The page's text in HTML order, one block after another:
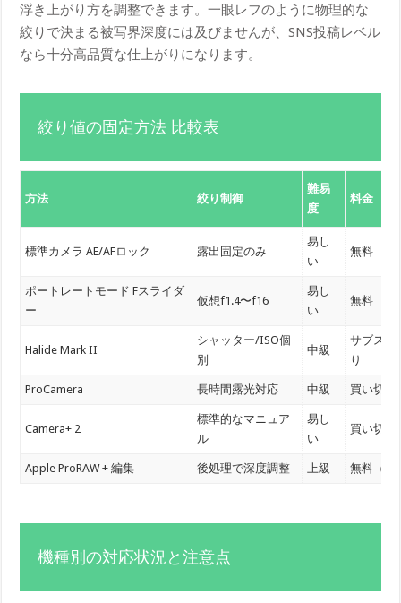
浮き上がり方を調整できます。一眼レフのように物理的な
絞りで決まる被写界深度には及びませんが、SNS投稿レベル
なら十分高品質な仕上がりになります。
絞り値の固定方法 比較表
方法 絞り制御
難易
度
料金
標準カメラ AE/AFロック 露出固定のみ
易し
い
無料
ポートレートモード Fスライダ
ー
仮想f1.4〜f16
易し
い
無料
Halide Mark II
シャッター/ISO個
別
中級
サブスク
り
ProCamera 長時間露光対応 中級 買い切り
Camera+ 2
標準的なマニュア
ル
易し
い
買い切り
Apple ProRAW + 編集 後処理で深度調整 上級 無料（編
機種別の対応状況と注意点